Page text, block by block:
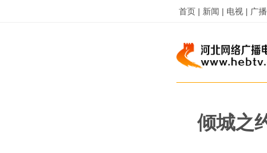
首页 | 新闻 | 电视 | 广
倾城之